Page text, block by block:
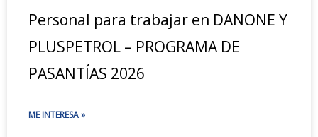
Personal para trabajar en DANONE Y
PLUSPETROL – PROGRAMA DE
PASANTÍAS 2026
ME INTERESA »